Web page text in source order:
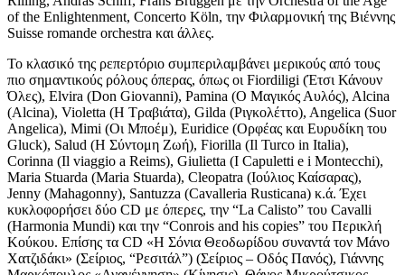
of the Enlightenment, Concerto Köln, την Φιλαρμονική της Βιέννης
Suisse romande orchestra και άλλες.
Το κλασικό της ρεπερτόριο συμπεριλαμβάνει μερικούς από τους
πιο σημαντικούς ρόλους όπερας, όπως οι Fiordiligi (Έτσι Κάνουν
Όλες), Elvira (Don Giovanni), Pamina (Ο Μαγικός Αυλός), Alcina
(Alcina), Violetta (Η Τραβιάτα), Gilda (Ριγκολέττο), Angelica (Suor
Angelica), Mimi (Οι Μποέμ), Euridice (Ορφέας και Ευρυδίκη του
Gluck), Salud (Η Σύντομη Ζωή), Fiorilla (Il Turco in Italia),
Corinna (Il viaggio a Reims), Giulietta (I Capuletti e i Montecchi),
Maria Stuarda (Maria Stuarda), Cleopatra (Ιούλιος Καίσαρας),
Jenny (Mahagonny), Santuzza (Cavalleria Rusticana) κ.ά. Έχει
κυκλοφορήσει δύο CD με όπερες, την “La Calisto” του Cavalli
(Harmonia Mundi) και την “Conrois and his copies” του Περικλή
Κούκου. Επίσης τα CD «Η Σόνια Θεοδωρίδου συναντά τον Μάνο
Χατζιδάκι» (Σείριος, “Ρεσιτάλ”) (Σείριος – Οδός Πανός), Γιάννης